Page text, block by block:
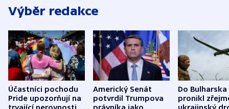
Výběr redakce
Účastníci pochodu
Pride upozorňují na
Americký Senát
potvrdil Trumpova
Do Bulharska
pronikl